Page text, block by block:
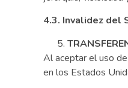
4.3. Invalidez del
Al aceptar el uso
en los Estados